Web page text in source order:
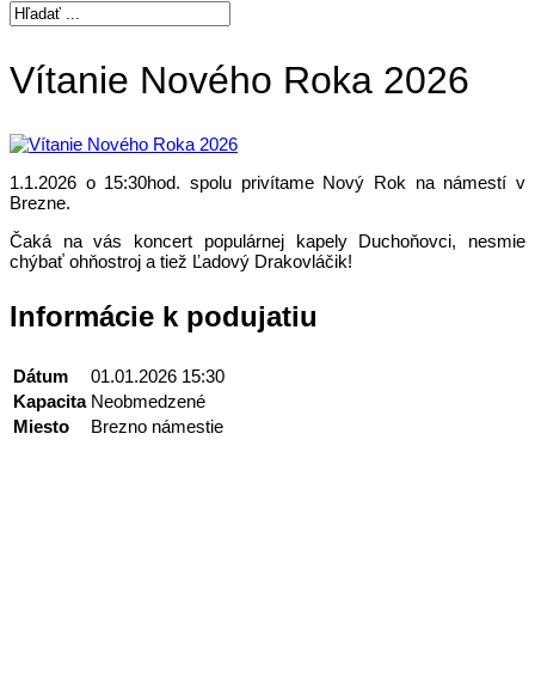
Vítanie Nového Roka 2026
1.1.2026 o 15:30hod. spolu privítame Nový Rok na námestí v
Brezne.
Čaká na vás koncert populárnej kapely Duchoňovci, nesmie
chýbať ohňostroj a tiež Ľadový Drakovláčik!
Informácie k podujatiu
Dátum
01.01.2026 15:30
Kapacita Neobmedzené
Miesto
Brezno námestie